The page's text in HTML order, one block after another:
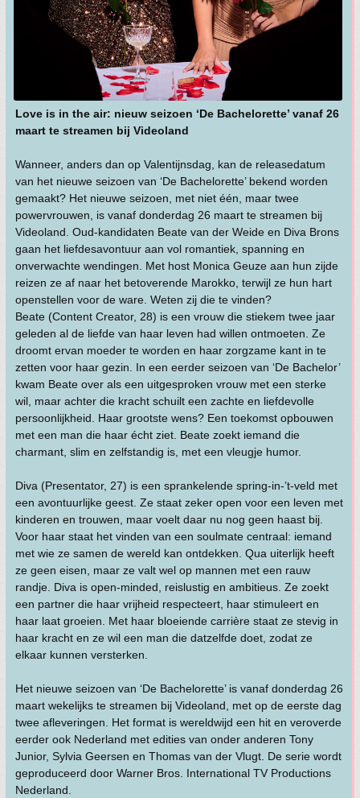
Love is in the air: nieuw seizoen ‘De Bachelorette’ vanaf 26
maart te streamen bij Videoland
Wanneer, anders dan op Valentijnsdag, kan de releasedatum
van het nieuwe seizoen van ‘De Bachelorette’ bekend worden
gemaakt? Het nieuwe seizoen, met niet één, maar twee
powervrouwen, is vanaf donderdag 26 maart te streamen bij
Videoland. Oud-kandidaten Beate van der Weide en Diva Brons
gaan het liefdesavontuur aan vol romantiek, spanning en
onverwachte wendingen. Met host Monica Geuze aan hun zijde
reizen ze af naar het betoverende Marokko, terwijl ze hun hart
openstellen voor de ware. Weten zij die te vinden?
Beate (Content Creator, 28) is een vrouw die stiekem twee jaar
geleden al de liefde van haar leven had willen ontmoeten. Ze
droomt ervan moeder te worden en haar zorgzame kant in te
zetten voor haar gezin. In een eerder seizoen van ‘De Bachelor’
kwam Beate over als een uitgesproken vrouw met een sterke
wil, maar achter die kracht schuilt een zachte en liefdevolle
persoonlijkheid. Haar grootste wens? Een toekomst opbouwen
met een man die haar écht ziet. Beate zoekt iemand die
charmant, slim en zelfstandig is, met een vleugje humor.
Diva (Presentator, 27) is een sprankelende spring-in-’t-veld met
een avontuurlijke geest. Ze staat zeker open voor een leven met
kinderen en trouwen, maar voelt daar nu nog geen haast bij.
Voor haar staat het vinden van een soulmate centraal: iemand
met wie ze samen de wereld kan ontdekken. Qua uiterlijk heeft
ze geen eisen, maar ze valt wel op mannen met een rauw
randje. Diva is open-minded, reislustig en ambitieus. Ze zoekt
een partner die haar vrijheid respecteert, haar stimuleert en
haar laat groeien. Met haar bloeiende carrière staat ze stevig in
haar kracht en ze wil een man die datzelfde doet, zodat ze
elkaar kunnen versterken.
Het nieuwe seizoen van ‘De Bachelorette’ is vanaf donderdag 26
maart wekelijks te streamen bij Videoland, met op de eerste dag
twee afleveringen. Het format is wereldwijd een hit en veroverde
eerder ook Nederland met edities van onder anderen Tony
Junior, Sylvia Geersen en Thomas van der Vlugt. De serie wordt
geproduceerd door Warner Bros. International TV Productions
Nederland.